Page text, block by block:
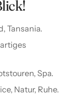
Tansania.
Spa.
Natur, Ruhe.